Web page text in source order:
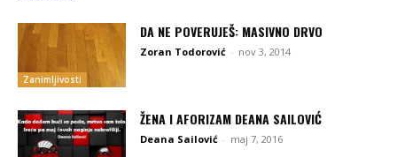
Zanimljivosti
DA NE POVERUJEŠ: MASIVNO DRVO
Zoran Todorović - nov 3, 2014
ŽENA I AFORIZAM DEANA SAILOVIĆ
Deana Sailović - maj 7, 2016